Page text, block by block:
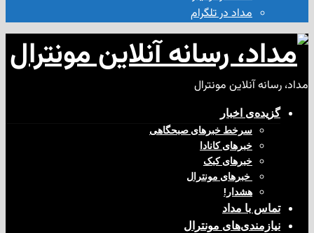
مداد در تلگرام
مونترال
اخبار
سرخط خبرهای صبحگاهی
خبرهای کانادا
خبرهای کبک
‌ خبرهای مونترال
مداد
مونترال